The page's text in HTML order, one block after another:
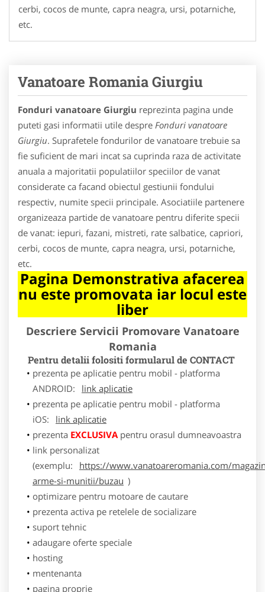
cerbi, cocos de munte, capra neagra, ursi, potarniche,
etc.
Vanatoare Romania Giurgiu
Fonduri vanatoare Giurgiu reprezinta pagina unde
puteti gasi informatii utile despre Fonduri vanatoare
Giurgiu. Suprafetele fondurilor de vanatoare trebuie sa
fie suficient de mari incat sa cuprinda raza de activitate
anuala a majoritatii populatiilor speciilor de vanat
considerate ca facand obiectul gestiunii fondului
respectiv, numite specii principale. Asociatiile partenere
organizeaza partide de vanatoare pentru diferite specii
de vanat: iepuri, fazani, mistreti, rate salbatice, capriori,
cerbi, cocos de munte, capra neagra, ursi, potarniche,
etc.
Pagina Demonstrativa afacerea
nu este promovata iar locul este
liber
Descriere Servicii Promovare Vanatoare
Romania
Pentru detalii folositi formularul de CONTACT
prezenta pe aplicatie pentru mobil - platforma
ANDROID:
link aplicatie
prezenta pe aplicatie pentru mobil - platforma
iOS:
link aplicatie
prezenta EXCLUSIVApentru orasul dumneavoastra
link personalizat
(exemplu:
https://www.vanatoareromania.com/
arme-si-munitii/buzau )
optimizare pentru motoare de cautare
prezenta activa pe retelele de socializare
suport tehnic
adaugare oferte speciale
hosting
mentenanta
pagina proprie